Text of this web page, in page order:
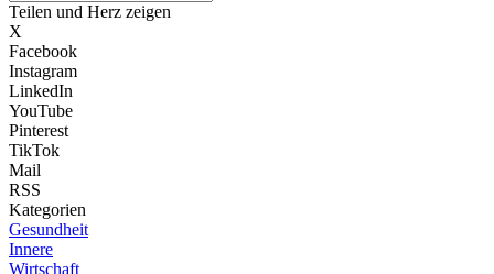
Teilen und Herz zeigen
X
Facebook
Instagram
LinkedIn
YouTube
Pinterest
TikTok
Mail
RSS
Kategorien
Gesundheit
Innere
Wirtschaft